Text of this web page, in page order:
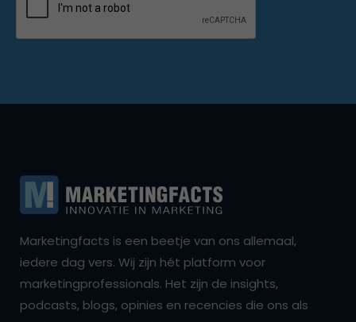
Marketingfacts is een beetje van ons allemaal,
iedere dag vers. Wij zijn hét platform voor
marketingprofessionals. Het zijn de insights,
podcasts, blogs, opinies en recencies die ons als